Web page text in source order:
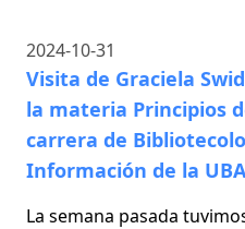
2024-10-31
Visita de Graciela
la materia Principios
carrera de
Información de la UBA
La semana pasada